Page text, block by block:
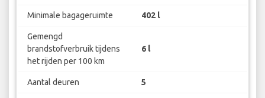
Minimale bagageruimte 402 l
Gemengd
brandstofverbruik tijdens
het rijden per 100 km
6 l
Aantal deuren 5